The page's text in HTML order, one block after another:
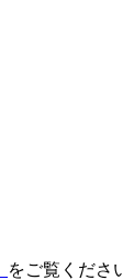
をご覧くださ